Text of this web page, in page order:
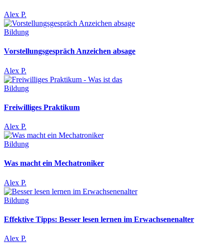
Alex P.
Bildung
Vorstellungsgespräch Anzeichen absage
Alex P.
Bildung
Freiwilliges Praktikum
Alex P.
Bildung
Was macht ein Mechatroniker
Alex P.
Bildung
Effektive Tipps: Besser lesen lernen im Erwachsenenalter
Alex P.